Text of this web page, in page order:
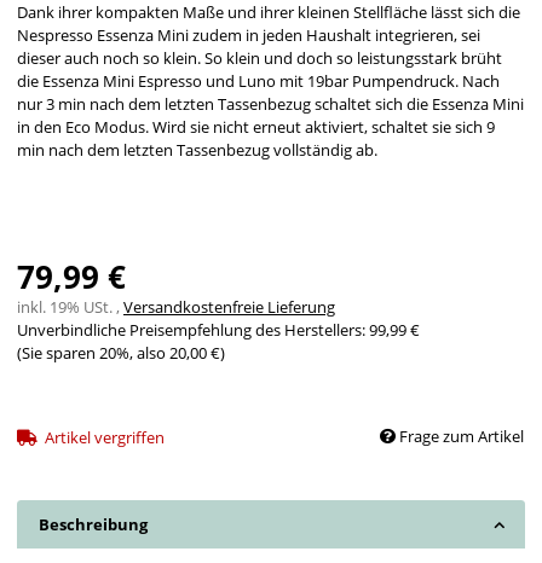
Dank ihrer kompakten Maße und ihrer kleinen Stellfläche lässt sich die
Nespresso Essenza Mini zudem in jeden Haushalt integrieren, sei
dieser auch noch so klein. So klein und doch so leistungsstark brüht
die Essenza Mini Espresso und Luno mit 19bar Pumpendruck. Nach
nur 3 min nach dem letzten Tassenbezug schaltet sich die Essenza Mini
in den Eco Modus. Wird sie nicht erneut aktiviert, schaltet sie sich 9
min nach dem letzten Tassenbezug vollständig ab.
79,99 €
inkl. 19% USt. ,Versandkostenfreie Lieferung
Unverbindliche Preisempfehlung des Herstellers:99,99 €
(Sie sparen 20%, also 20,00 €)
Artikel vergriffen Frage zum Artikel
Beschreibung